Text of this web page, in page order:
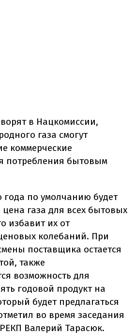
в Нацкомиссии,
газа смогут
коммерческие
потребления бытовым
года по умолчанию будет
газа для всех бытовых
избавит их от
колебаний. При
поставщика остается
также
возможность для
годовой продукт на
будет предлагаться
во время заседания
Валерий Тарасюк.